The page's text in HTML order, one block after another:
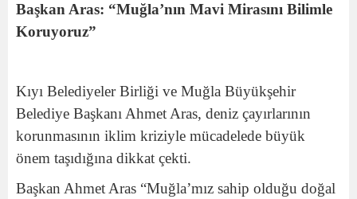
Başkan Aras: “Muğla’nın Mavi Mirasını Bilimle
Koruyoruz”
Kıyı Belediyeler Birliği ve Muğla Büyükşehir
Belediye Başkanı Ahmet Aras, deniz çayırlarının
korunmasının iklim kriziyle mücadelede büyük
önem taşıdığına dikkat çekti.
Başkan Ahmet Aras “Muğla’mız sahip olduğu doğal